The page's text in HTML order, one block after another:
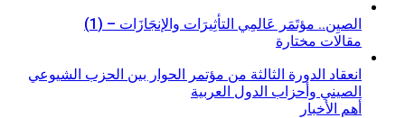
الصيِن.. مؤتَمَر عَالمِي التأثِيرَات والإنجَازَات – (1)
مقالات مختارة
انعقاد الدورة الثالثة من مؤتمر الحوار بين الحزب الشيوعي
الصيني وأحزاب الدول العربية
أهم الأخبار